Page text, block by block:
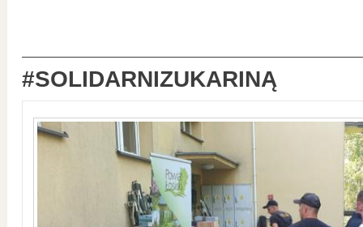
#SOLIDARNIZUKARINĄ